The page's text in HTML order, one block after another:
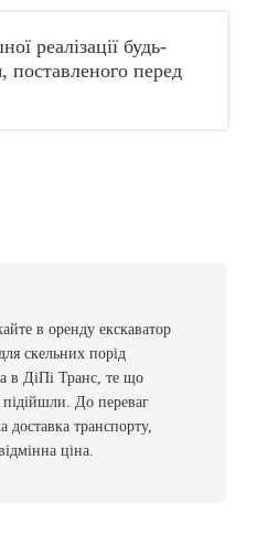
реалізації будь-
поставленого перед
в оренду екскаватор
скельних порід
в ДіПі Транс, те що
До переваг
транспорту,
ціна.